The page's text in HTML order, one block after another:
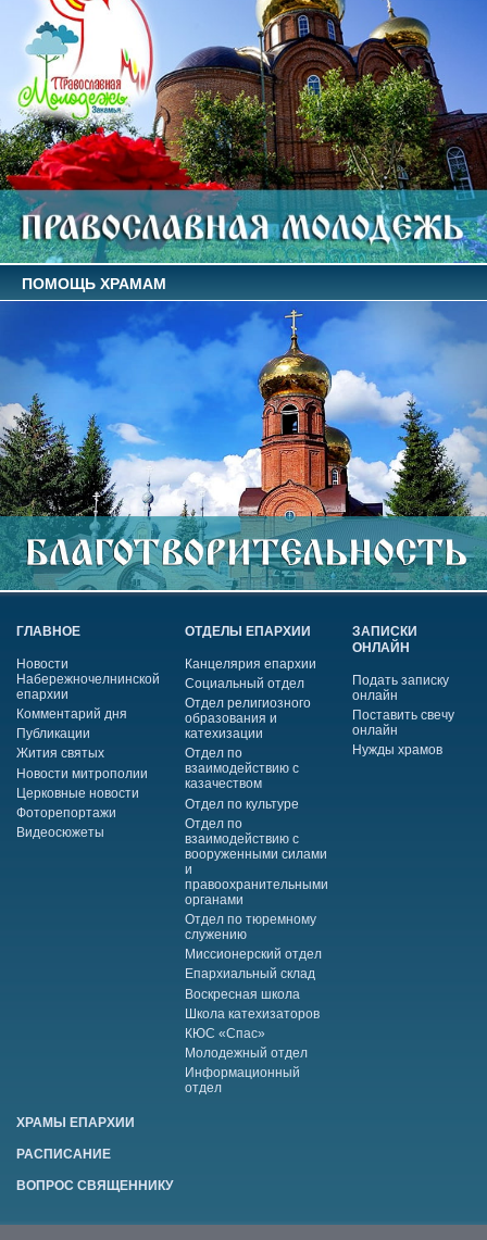
ПОМОЩЬ ХРАМАМ
ГЛАВНОЕ
Новости
Набережночелнинской
епархии
Комментарий дня
Публикации
Жития святых
Новости митрополии
Церковные новости
Фоторепортажи
Видеосюжеты
ОТДЕЛЫ ЕПАРХИИ
Канцелярия епархии
Социальный отдел
Отдел религиозного
образования и
катехизации
Отдел по
взаимодействию с
казачеством
Отдел по культуре
Отдел по
взаимодействию с
вооруженными силами
и
правоохранительными
органами
Отдел по тюремному
служению
Миссионерский отдел
Епархиальный склад
Воскресная школа
Школа катехизаторов
КЮС «Спас»
Молодежный отдел
Информационный
отдел
ЗАПИСКИ
ОНЛАЙН
Подать записку
онлайн
Поставить свечу
онлайн
Нужды храмов
ХРАМЫ ЕПАРХИИ
РАСПИСАНИЕ
ВОПРОС СВЯЩЕННИКУ